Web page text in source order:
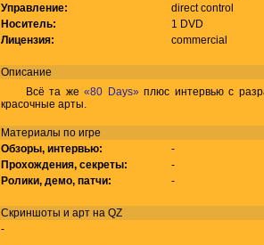
Управление:
direct control
Носитель:
1 DVD
Лицензия:
commercial
Описание
Всё та же«80 Days»плюс интервью с
красочные арты.
Материалы по игре
Обзоры, интервью:
-
Прохождения, секреты:
-
Ролики, демо, патчи:
-
Скриншоты и арт на QZ
-